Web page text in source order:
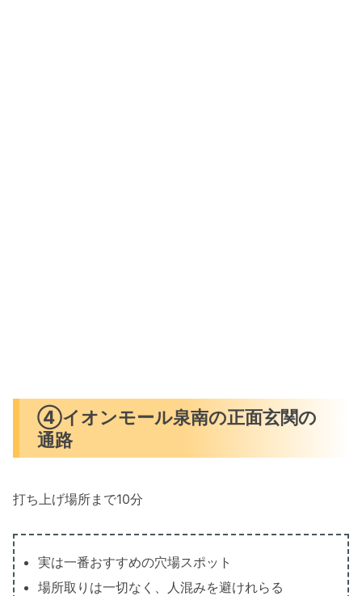
④イオンモール泉南の正面玄関の
通路
打ち上げ場所まで10分
実は一番おすすめの穴場スポット
場所取りは一切なく、人混みを避けれらる